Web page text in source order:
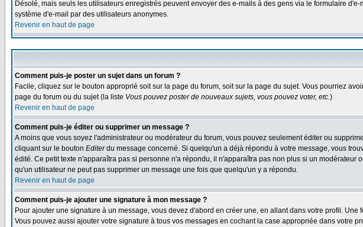
Désolé, mais seuls les utilisateurs enregistrés peuvent envoyer des e-mails à des gens via le formulaire
système d'e-mail par des utilisateurs anonymes.
Revenir en haut de page
Comment puis-je poster un sujet dans un forum ?
Facile, cliquez sur le bouton approprié soit sur la page du forum, soit sur la page du sujet. Vous pourriez
page du forum ou du sujet (la liste Vous pouvez poster de nouveaux sujets, vous pouvez voter, etc.)
Revenir en haut de page
Comment puis-je éditer ou supprimer un message ?
A moins que vous soyez l'administrateur ou modérateur du forum, vous pouvez seulement éditer ou
cliquant sur le bouton Editerdu message concerné. Si quelqu'un a déjà répondu à votre message, vous
édité. Ce petit texte n'apparaîtra pas si personne n'a répondu, il n'apparaîtra pas non plus si un
qu'un utilisateur ne peut pas supprimer un message une fois que quelqu'un y a répondu.
Revenir en haut de page
Comment puis-je ajouter une signature à mon message ?
Pour ajouter une signature à un message, vous devez d'abord en créer une, en allant dans votre profil.
Vous pouvez aussi ajouter votre signature à tous vos messages en cochant la case appropriée dans votre